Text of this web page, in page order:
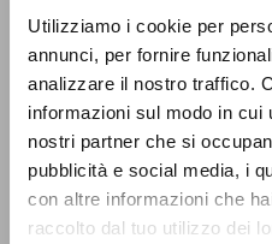
Utilizziamo i cookie per
annunci, per fornire
analizzare il nostro traffico.
informazioni sul modo in
nostri partner che si
pubblicità e social media, i
con altre informazioni che
raccolto dal tuo utilizzo dei
Giussani LuigiAutor
Español
CL-Litterae Communionis
0